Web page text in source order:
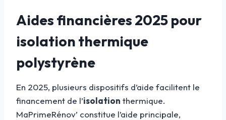
Aides financières 2025 pour
isolation thermique
polystyrène
En 2025, plusieurs dispositifs d’aide facilitent le
financement de l’isolation thermique.
MaPrimeRénov’ constitue l’aide principale,